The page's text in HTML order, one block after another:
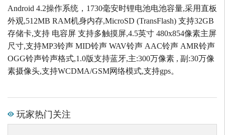
Android 4.2操作系统，1730毫安时锂电池电池容量,采用直板
外观,512MB RAM机身内存,MicroSD (TransFlash) 支持32GB
存储卡,支持 电容屏 支持多触摸屏,4.5英寸 480x854像素主屏
尺寸,支持MP3铃声 MID铃声 WAV铃声 AAC铃声 AMR铃声
OGG铃声铃声格式,1.0版支持蓝牙,主:300万像素 , 副:30万像
素摄像头,支持WCDMA/GSM网络模式,支持gps。
玩家热门关注